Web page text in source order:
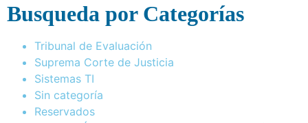
Busqueda por Categorías
Tribunal de Evaluación
Suprema Corte de Justicia
Sistemas TI
Sin categoría
Reservados